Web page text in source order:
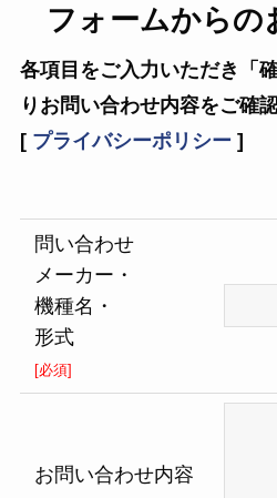
フォームからの
各項目をご入力いただき「
りお問い合わせ内容をご確
[ プライバシーポリシー]
問い合わせ
メーカー・
機種名・
形式
[必須]
お問い合わせ内容